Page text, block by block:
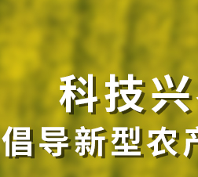
- assumed
/www/wwwroot/